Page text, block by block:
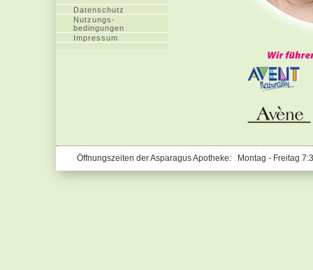
Datenschutz
Nutzungs-
bedingungen
Impressum
Öffnungszeiten der Asparagus Apotheke: Montag - Freitag